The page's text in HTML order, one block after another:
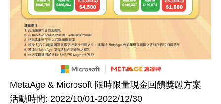
MetaAge & Microsoft 限時限量現金回饋獎勵方案
活動時間: 2022/10/01-2022/12/30